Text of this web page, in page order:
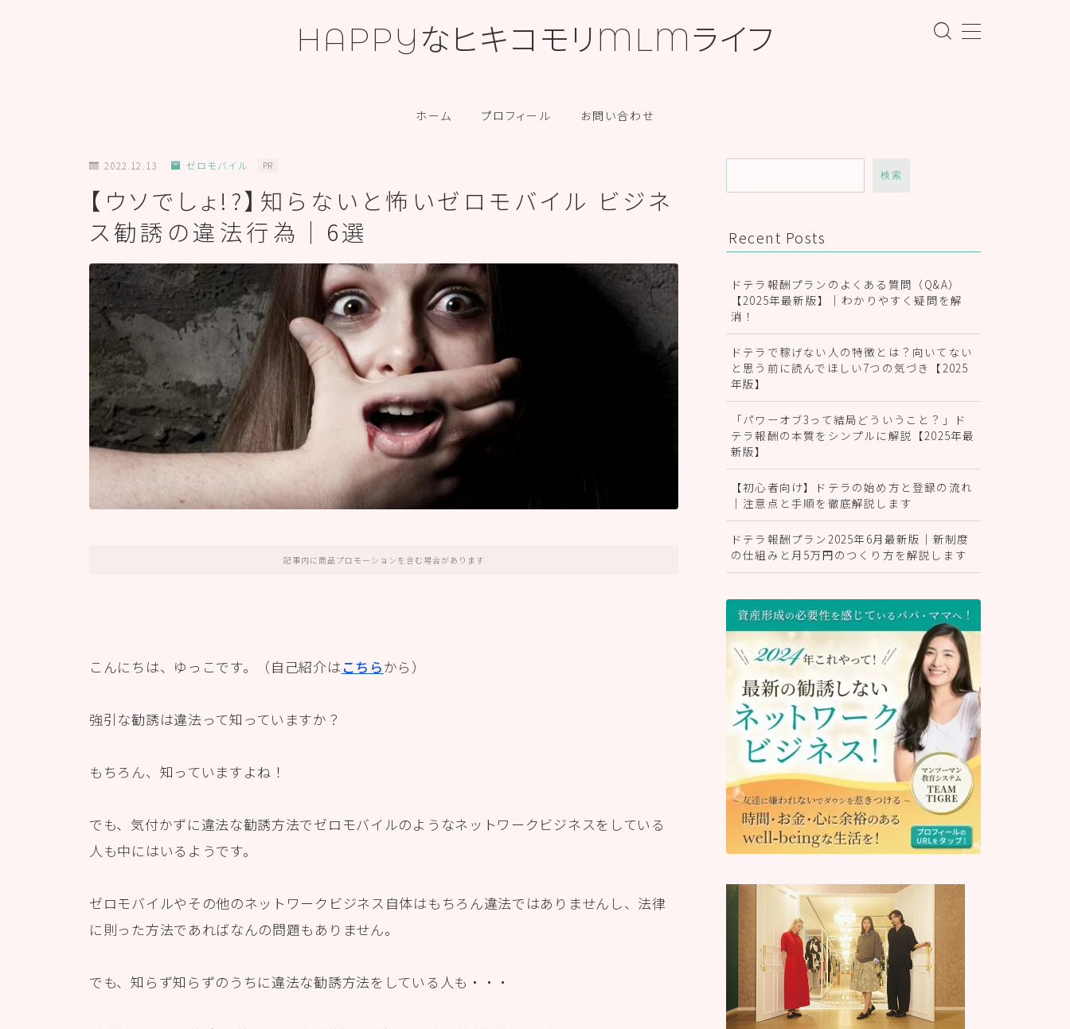
HAPPYなヒキコモリMLMライフ
ホーム プロフィール お問い合わせ
プロフィール
2022.12.13 ゼロモバイル PR
【ウソでしょ!?】知らないと怖いゼロモバイル ビジネ
ス勧誘の違法行為｜6選
記事内に商品プロモーションを含む場合があります
こんにちは、ゆっこです。（自己紹介は こちらから）
強引な勧誘は違法って知っていますか？
もちろん、知っていますよね！
でも、気付かずに違法な勧誘方法でゼロモバイルのようなネットワークビジネスをしている
人も中にはいるようです。
ゼロモバイルやその他のネットワークビジネス自体はもちろん違法ではありませんし、法律
に則った方法であればなんの問題もありません。
でも、知らず知らずのうちに違法な勧誘方法をしている人も・・・
検索
Recent Posts
ドテラ報酬プランのよくある質問（Q&A）
【2025年最新版】｜わかりやすく疑問を解
消！
ドテラで稼げない人の特徴とは？向いてない
と思う前に読んでほしい7つの気づき【2025
年版】
「パワーオブ3って結局どういうこと？」ド
テラ報酬の本質をシンプルに解説【2025年最
新版】
【初心者向け】ドテラの始め方と登録の流れ
｜注意点と手順を徹底解説します
ドテラ報酬プラン2025年6月最新版｜新制度
の仕組みと月5万円のつくり方を解説します